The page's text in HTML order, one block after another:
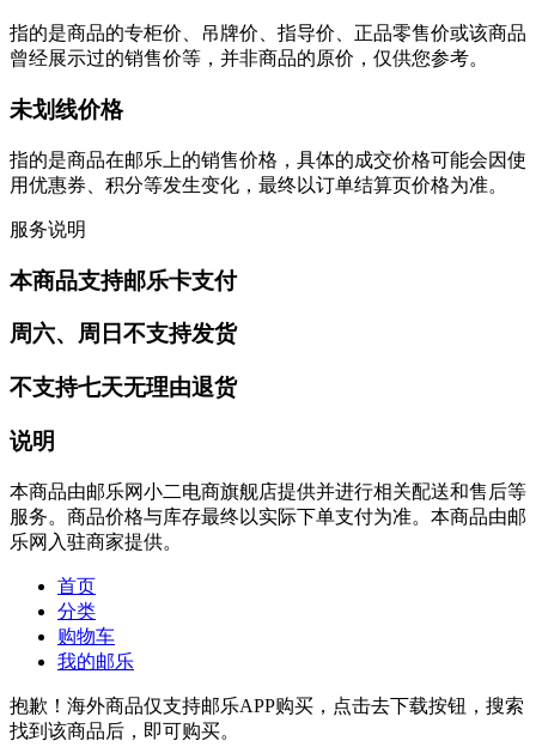
指的是商品的专柜价、吊牌价、指导价、正品零售价或该商品
曾经展示过的销售价等，并非商品的原价，仅供您参考。
未划线价格
指的是商品在邮乐上的销售价格，具体的成交价格可能会因使
用优惠券、积分等发生变化，最终以订单结算页价格为准。
服务说明
本商品支持邮乐卡支付
周六、周日不支持发货
不支持七天无理由退货
说明
本商品由邮乐网小二电商旗舰店提供并进行相关配送和售后等
服务。商品价格与库存最终以实际下单支付为准。本商品由邮
乐网入驻商家提供。
首页
分类
购物车
我的邮乐
抱歉！海外商品仅支持邮乐APP购买，点击去下载按钮，搜索
找到该商品后，即可购买。